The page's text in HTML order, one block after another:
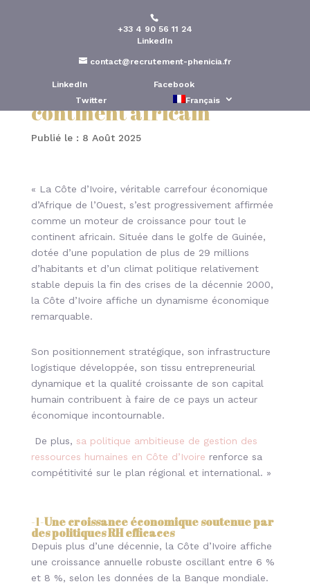
+33 4 90 56 11 24
LinkedIn
contact@recrutement-phenicia.fr
LinkedIn
Facebook
Twitter
Français
Pourquoi la Côte d’Ivoire
est le fer de lance de
l’économie sur le
continent africain
Publié le : 8 Août 2025
« La Côte d’Ivoire, véritable carrefour économique
d’Afrique de l’Ouest, s’est progressivement affirmée
comme un moteur de croissance pour tout le
continent africain. Située dans le golfe de Guinée,
dotée d’une population de plus de 29 millions
d’habitants et d’un climat politique relativement
stable depuis la fin des crises de la décennie 2000,
la Côte d’Ivoire affiche un dynamisme économique
remarquable.
Son positionnement stratégique, son infrastructure
logistique développée, son tissu entrepreneurial
dynamique et la qualité croissante de son capital
humain contribuent à faire de ce pays un acteur
économique incontournable.
De plus, sa politique ambitieuse de gestion des
ressources humaines en Côte d’Ivoire renforce sa
compétitivité sur le plan régional et international. »
-1-Une croissance économique soutenue par
des politiques RH efficaces
Depuis plus d’une décennie, la Côte d’Ivoire affiche
une croissance annuelle robuste oscillant entre 6 %
et 8 %, selon les données de la Banque mondiale.